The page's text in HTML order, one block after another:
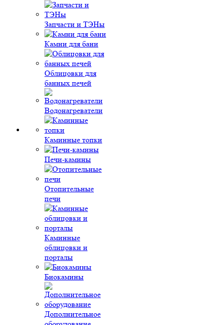
Запчасти и ТЭНы
Камни для бани
Облицовки для
банных печей
Водонагреватели
Каминные топки
Печи-камины
Отопительные
печи
Каминные
облицовки и
порталы
Биокамины
Дополнительное